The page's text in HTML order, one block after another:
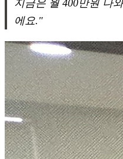
지금은 월 400만원 나
에요."